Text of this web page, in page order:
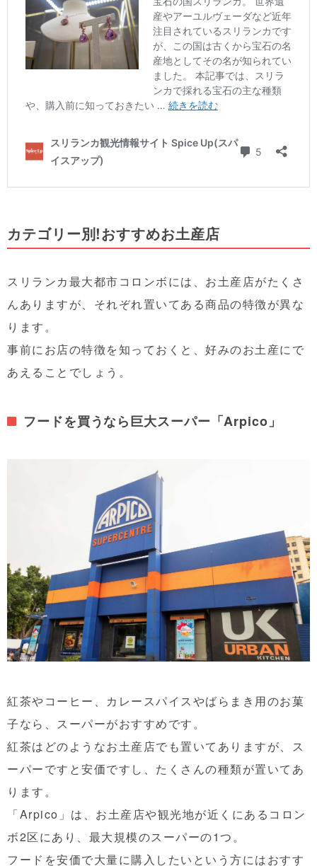
カテゴリー別!おすすめお土産店
スリランカ最大都市コロンボには、お土産店がたくさ
んありますが、それぞれ置いてある商品の特徴が異な
ります。
事前にお店の特徴を知っておくと、好みのお土産にで
あえることでしょう。
フードを買うなら巨大スーパー「Arpico」
紅茶やコーヒー、カレースパイスやばらまき用のお菓
子なら、スーパーがおすすめです。
紅茶はどのようなお土産店でも置いてありますが、ス
ーパーですと安価ですし、たくさんの種類が置いてあ
ります。
「Arpico」は、お土産店や観光地が近くにあるコロン
ボ2区にあり、最大規模のスーパーの1つ。
フードを安価で大量に購入したいという方にはおすす